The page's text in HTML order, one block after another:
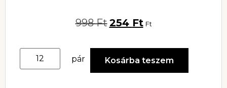
998Ft254 Ft Ft
pár Kosárba teszem